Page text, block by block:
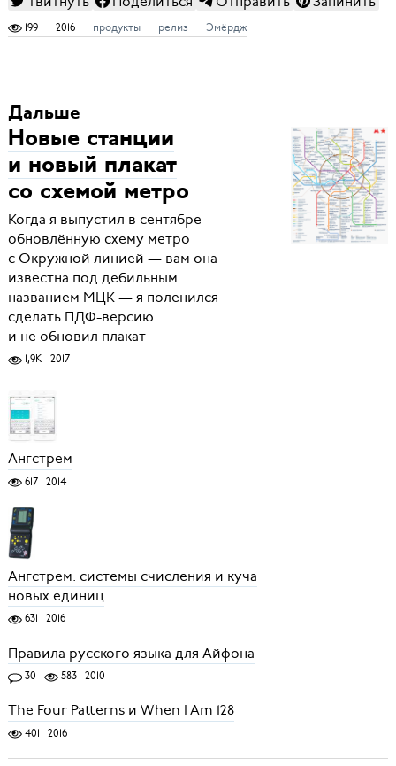
199 2016 продукты релиз Эмёрдж
Дальше
Новые станции
и новый плакат
со схемой метро
Когда я выпустил в сентябре
обновлённую схему метро
с Окружной линией — вам она
известна под дебильным
названием МЦК — я поленился
сделать ПДФ-версию
и не обновил плакат
1,9K 2017
Ангстрем
617 2014
Ангстрем: системы счисления и куча
новых единиц
631 2016
Правила русского языка для Айфона
30 583 2010
The Four Patterns и When I Am 128
401 2016